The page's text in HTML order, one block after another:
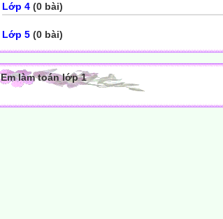
Lớp 4 (0 bài)
Lớp 5 (0 bài)
Em làm toán lớp 1